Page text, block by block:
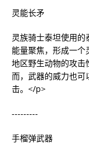
灵能长矛
灵族骑士泰坦使用
能量聚焦，形成一
地区野生动物的攻击
而，武器的威力也可
击。<​​/p>
---------
手榴弹武器